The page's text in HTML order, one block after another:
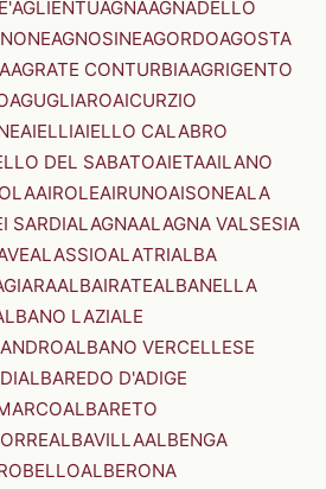
AGLIENTUAGNAAGNADELLO
AGNOSINEAGORDOAGOSTA
AGRATE CONTURBIAAGRIGENTO
AGUGLIAROAICURZIO
AIELLIAIELLO CALABRO
DEL SABATOAIETAAILANO
AIROLEAIRUNOAISONEALA
SARDIALAGNAALAGNA VALSESIA
ALASSIOALATRIALBA
ALBAIRATEALBANELLA
LAZIALE
ALBANO VERCELLESE
ALBAREDO D'ADIGE
ALBARETO
ALBAVILLAALBENGA
ALBERONA